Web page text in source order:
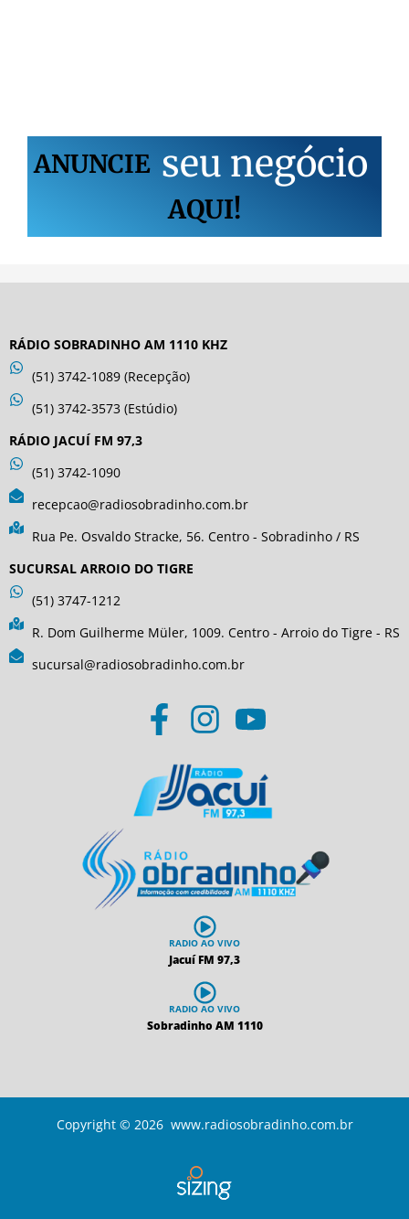
ANUNCIE seu negócio
AQUI!
RÁDIO SOBRADINHO AM 1110 KHZ
(51) 3742-1089 (Recepção)
(51) 3742-3573 (Estúdio)
RÁDIO JACUÍ FM 97,3
(51) 3742-1090
recepcao@radiosobradinho.com.br
Rua Pe. Osvaldo Stracke, 56. Centro - Sobradinho / RS
SUCURSAL ARROIO DO TIGRE
(51) 3747-1212
R. Dom Guilherme Müler, 1009. Centro - Arroio do Tigre - RS
sucursal@radiosobradinho.com.br
RADIO AO VIVO
Jacuí FM 97,3
RADIO AO VIVO
Sobradinho AM 1110
Copyright © 2026 www.radiosobradinho.com.br